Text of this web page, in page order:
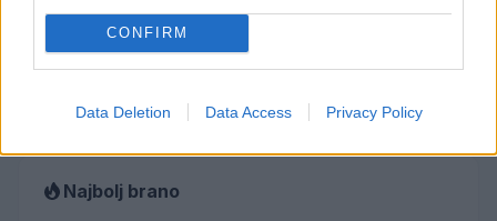
CONFIRM
Data Deletion Data Access Privacy Policy
AVG Backrooms: Brez izhoda
21:00
Najbolj brano